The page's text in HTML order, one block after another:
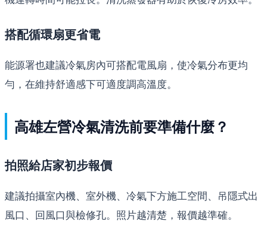
搭配循環扇更省電
能源署也建議冷氣房內可搭配電風扇，使冷氣分布更均
勻，在維持舒適感下可適度調高溫度。
高雄左營冷氣清洗前要準備什麼？
拍照給店家初步報價
建議拍攝室內機、室外機、冷氣下方施工空間、吊隱式出
風口、回風口與檢修孔。照片越清楚，報價越準確。